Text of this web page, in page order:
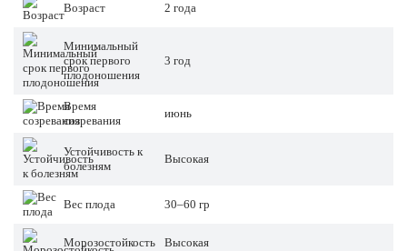
Возраст 2 года
Минимальный
срок первого
плодоношения
3 год
Время
созревания
июнь
Устойчивость к
болезням
Высокая
Вес плода 30–60 гр
Морозостойкость Высокая